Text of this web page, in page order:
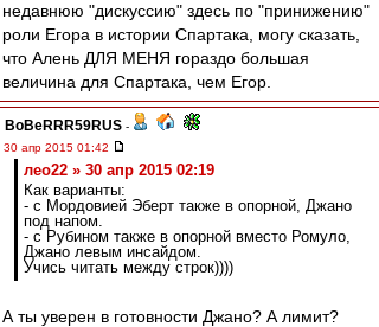
недавнюю "дискуссию" здесь по "принижению"
роли Егора в истории Спартака, могу сказать,
что Алень ДЛЯ МЕНЯ гораздо большая
величина для Спартака, чем Егор.
BoBeRRR59RUS -
30 апр 2015 01:42
лео22 » 30 апр 2015 02:19
Как варианты:
- с Мордовией Эберт также в опорной, Джано
под напом.
- с Рубином также в опорной вместо Ромуло,
Джано левым инсайдом.
Учись читать между строк))))
А ты уверен в готовности Джано? А лимит?